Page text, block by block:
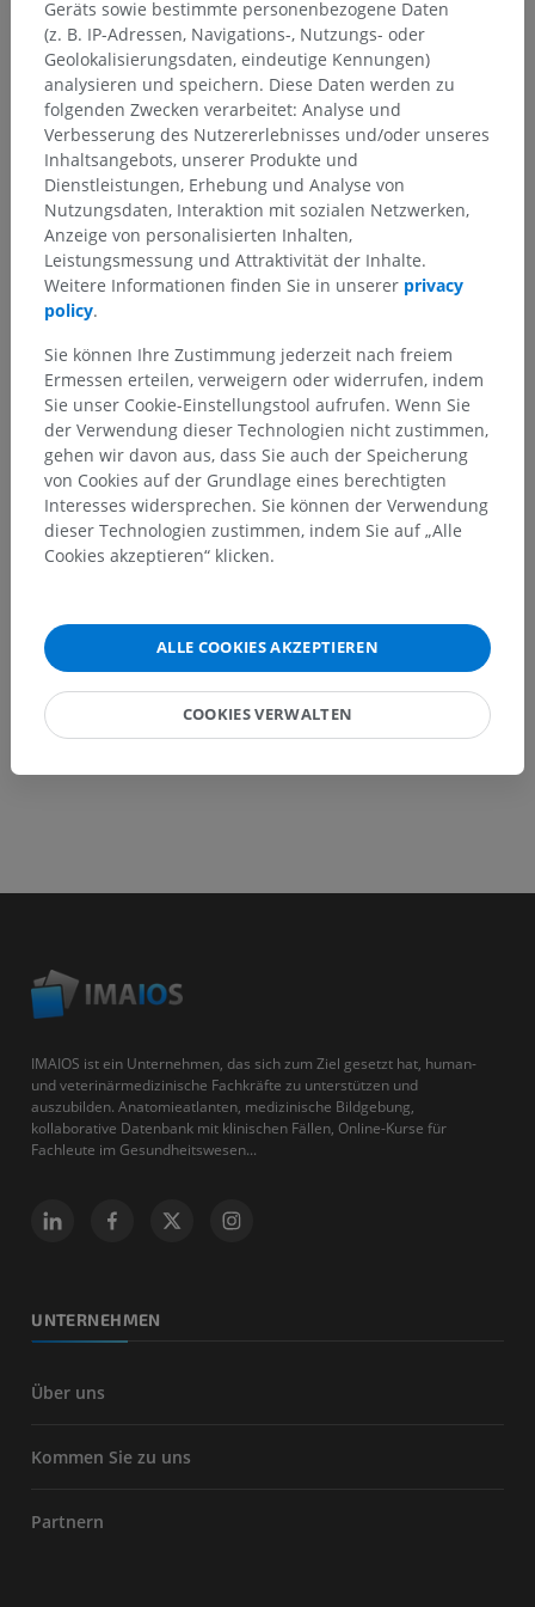
Anatomie des Menschen 2
Menschlicher Körper> Muskuloskelettale Systeme
Skelettsystem> Schädel>
Scheitel des Schädelknochens
Darunterliegende Strukturen:Für dieses anatomische
Teil gibt es keine zugehörigen Strukturen
Übersetzungen
Sie haben einen Fehler gefunden?
Sie können gerne eine Berichtigung, Übersetzung oder
inhaltliche Verbesserung vorschlagen.
Ein Problem melden
IMAIOS ist ein Unternehmen, das sich zum Ziel gesetzt hat, human-
und veterinärmedizinische Fachkräfte zu unterstützen und
auszubilden. Anatomieatlanten, medizinische Bildgebung,
kollaborative Datenbank mit klinischen Fällen, Online-Kurse für
Fachleute im Gesundheitswesen...
UNTERNEHMEN
Über uns
Kommen Sie zu uns
Partnern
Geräts sowie bestimmte personenbezogene Daten
(z. B. IP-Adressen, Navigations-, Nutzungs- oder
Geolokalisierungsdaten, eindeutige Kennungen)
analysieren und speichern. Diese Daten werden zu
folgenden Zwecken verarbeitet: Analyse und
Verbesserung des Nutzererlebnisses und/oder unseres
Inhaltsangebots, unserer Produkte und
Dienstleistungen, Erhebung und Analyse von
Nutzungsdaten, Interaktion mit sozialen Netzwerken,
Anzeige von personalisierten Inhalten,
Leistungsmessung und Attraktivität der Inhalte.
Weitere Informationen finden Sie in unserer privacy
policy.
Sie können Ihre Zustimmung jederzeit nach freiem
Ermessen erteilen, verweigern oder widerrufen, indem
Sie unser Cookie-Einstellungstool aufrufen. Wenn Sie
der Verwendung dieser Technologien nicht zustimmen,
gehen wir davon aus, dass Sie auch der Speicherung
von Cookies auf der Grundlage eines berechtigten
Interesses widersprechen. Sie können der Verwendung
dieser Technologien zustimmen, indem Sie auf „Alle
Cookies akzeptieren“ klicken.
ALLE COOKIES AKZEPTIEREN
COOKIES VERWALTEN